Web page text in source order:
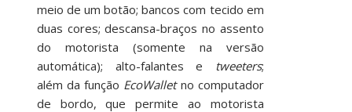
meio de um botão; bancos com tecido em
duas cores; descansa-braços no assento
do motorista (somente na versão
automática); alto-falantes e tweeters;
além da função EcoWalletno computador
de bordo, que permite ao motorista